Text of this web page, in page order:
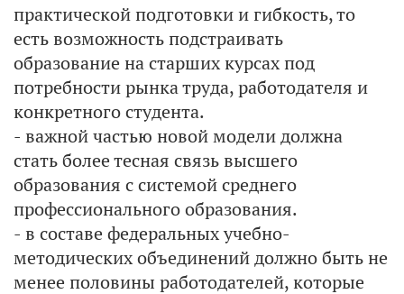
практической подготовки и гибкость, то
есть возможность подстраивать
образование на старших курсах под
потребности рынка труда, работодателя и
конкретного студента.
- важной частью новой модели должна
стать более тесная связь высшего
образования с системой среднего
профессионального образования.
- в составе федеральных учебно-
методических объединений должно быть не
менее половины работодателей, которые